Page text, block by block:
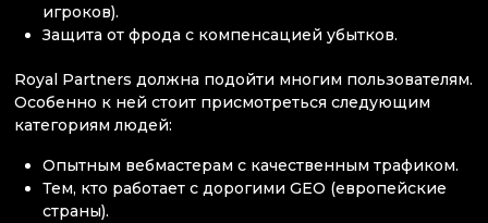
игроков).
Защита от фрода с компенсацией убытков.
Royal Partners должна подойти многим пользователям.
Особенно к ней стоит присмотреться следующим
категориям людей:
Опытным вебмастерам с качественным трафиком.
Тем, кто работает с дорогими GEO (европейские
страны).